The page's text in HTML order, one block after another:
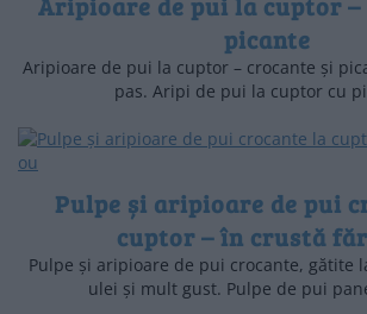
picante
Aripioare de pui la cuptor – crocante și
pas. Aripi de pui la cuptor cu
Pulpe și aripioare de pui
cuptor – în crustă
Pulpe și aripioare de pui crocante, gătite
ulei și mult gust. Pulpe de pui